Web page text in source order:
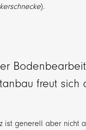
).
freut sich
ist generell aber nicht